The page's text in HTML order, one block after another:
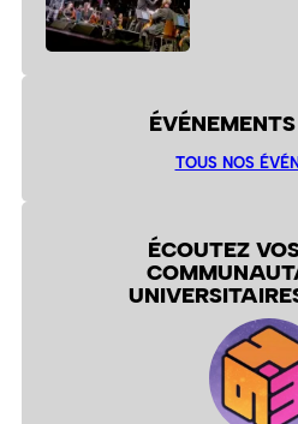
TOUS NOS
ÉCOUTEZ